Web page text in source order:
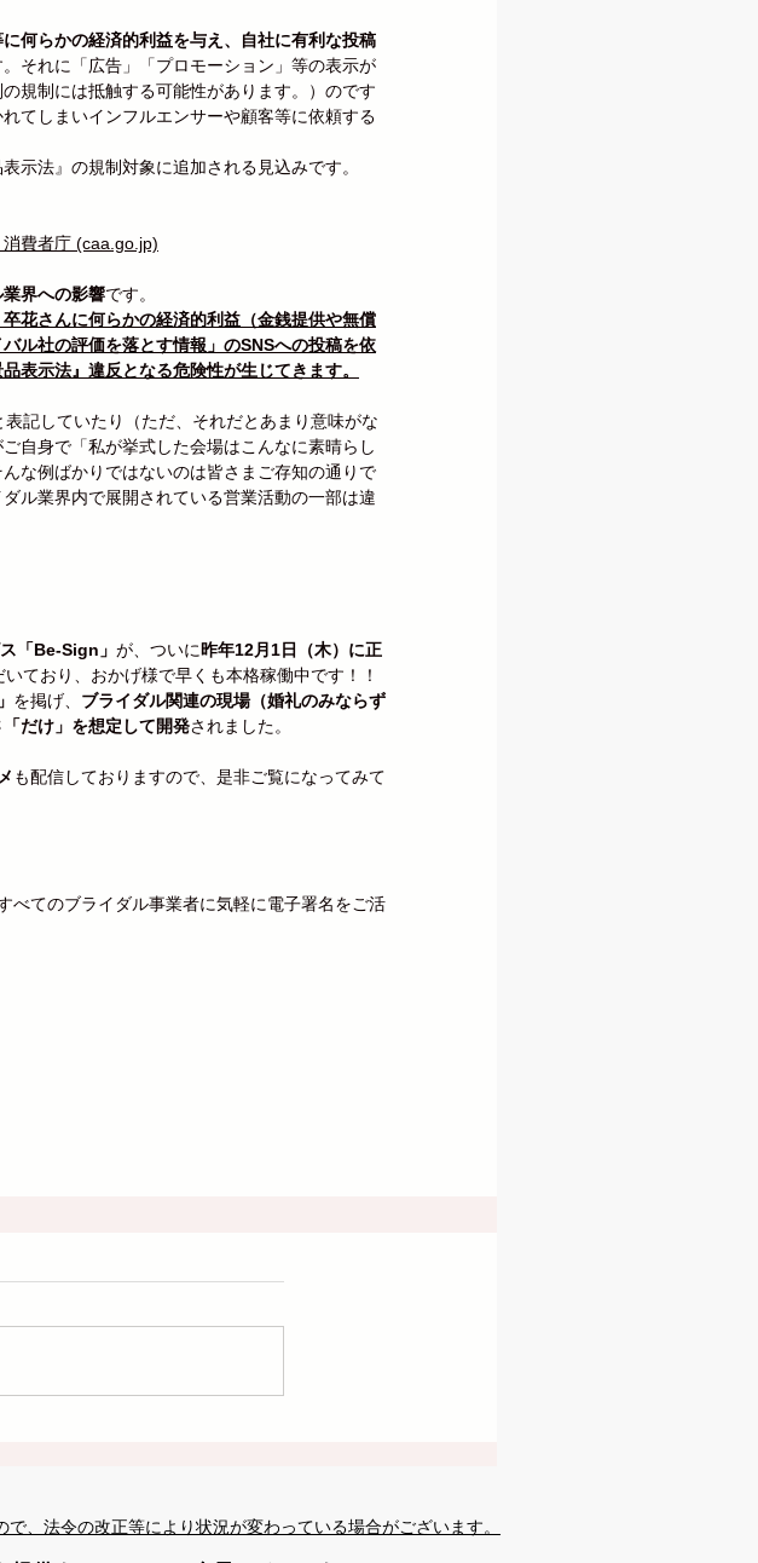
何らかの経済的利益を与え、自社に有利な投稿
。それに「広告」「プロモーション」等の表示が
規制には抵触する可能性があります。）のです
てしまいインフルエンサーや顧客等に依頼する
示法』の規制対象に追加される見込みです。
費者庁 (caa.go.jp)
界への影響です。
花さんに何らかの経済的利益（金銭提供や無償
ル社の評価を落とす情報」のSNSへの投稿を依
表示法』違反となる危険性が生じてきます。
記していたり（ただ、それだとあまり意味がな
自身で「私が挙式した会場はこんなに素晴らし
な例ばかりではないのは皆さまご存知の通りで
ル業界内で展開されている営業活動の一部は違
「Be-Sign」 が、ついに昨年12月1日（木）に正
ており、おかげ様で早くも本格稼働中です！！
を掲げ、 ブライダル関連の現場（婚礼のみならず
だけ」を想定して開発されました。
も配信しておりますので、是非ご覧になってみて
べてのブライダル事業者に気軽に電子署名をご活
、法令の改正等により状況が変わっている場合がございます。